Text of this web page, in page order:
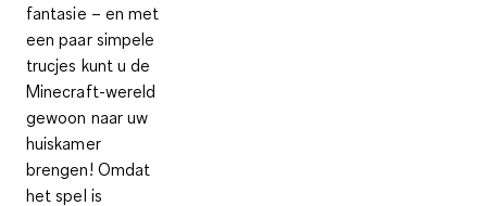
fantasie – en met
een paar simpele
trucjes kunt ude
Minecraft-wereld
gewoon naar uw
huiskamer
brengen! Omdat
het spel is